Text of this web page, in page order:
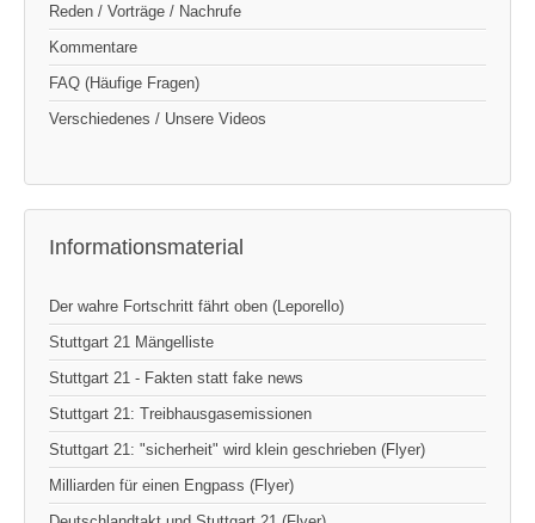
Reden / Vorträge / Nachrufe
Kommentare
FAQ (Häufige Fragen)
Verschiedenes / Unsere Videos
Informationsmaterial
Der wahre Fortschritt fährt oben (Leporello)
Stuttgart 21 Mängelliste
Stuttgart 21 - Fakten statt fake news
Stuttgart 21: Treibhausgasemissionen
Stuttgart 21: "sicherheit" wird klein geschrieben (Flyer)
Milliarden für einen Engpass (Flyer)